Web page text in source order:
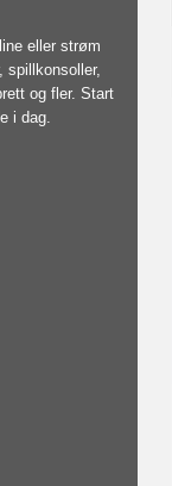
eller strøm
spillkonsoller,
og fler. Start
i dag.